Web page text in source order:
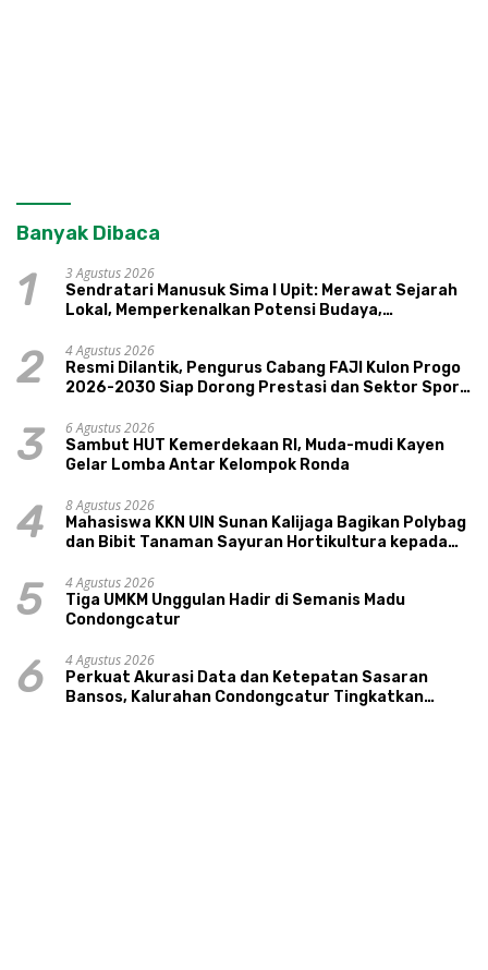
Banyak Dibaca
1
3 Agustus 2026
Sendratari Manusuk Sima I Upit: Merawat Sejarah
Lokal, Memperkenalkan Potensi Budaya,
2
4 Agustus 2026
Resmi Dilantik, Pengurus Cabang FAJI Kulon Progo
2026-2030 Siap Dorong Prestasi dan Sektor Sport
3
6 Agustus 2026
Sambut HUT Kemerdekaan RI, Muda-mudi Kayen
Gelar Lomba Antar Kelompok Ronda
4
8 Agustus 2026
Mahasiswa KKN UIN Sunan Kalijaga Bagikan Polybag
dan Bibit Tanaman Sayuran Hortikultura kepada
5
4 Agustus 2026
Tiga UMKM Unggulan Hadir di Semanis Madu
Condongcatur
6
4 Agustus 2026
Perkuat Akurasi Data dan Ketepatan Sasaran
Bansos, Kalurahan Condongcatur Tingkatkan